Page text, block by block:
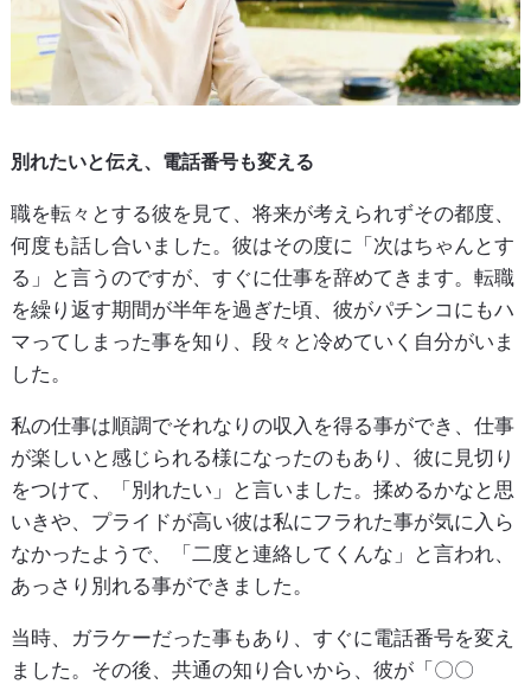
別れたいと伝え、電話番号も変える
職を転々とする彼を見て、将来が考えられずその都度、
何度も話し合いました。彼はその度に「次はちゃんとす
る」と言うのですが、すぐに仕事を辞めてきます。転職
を繰り返す期間が半年を過ぎた頃、彼がパチンコにもハ
マってしまった事を知り、段々と冷めていく自分がいま
した。
私の仕事は順調でそれなりの収入を得る事ができ、仕事
が楽しいと感じられる様になったのもあり、彼に見切り
をつけて、「別れたい」と言いました。揉めるかなと思
いきや、プライドが高い彼は私にフラれた事が気に入ら
なかったようで、「二度と連絡してくんな」と言われ、
あっさり別れる事ができました。
当時、ガラケーだった事もあり、すぐに電話番号を変え
ました。その後、共通の知り合いから、彼が「〇〇